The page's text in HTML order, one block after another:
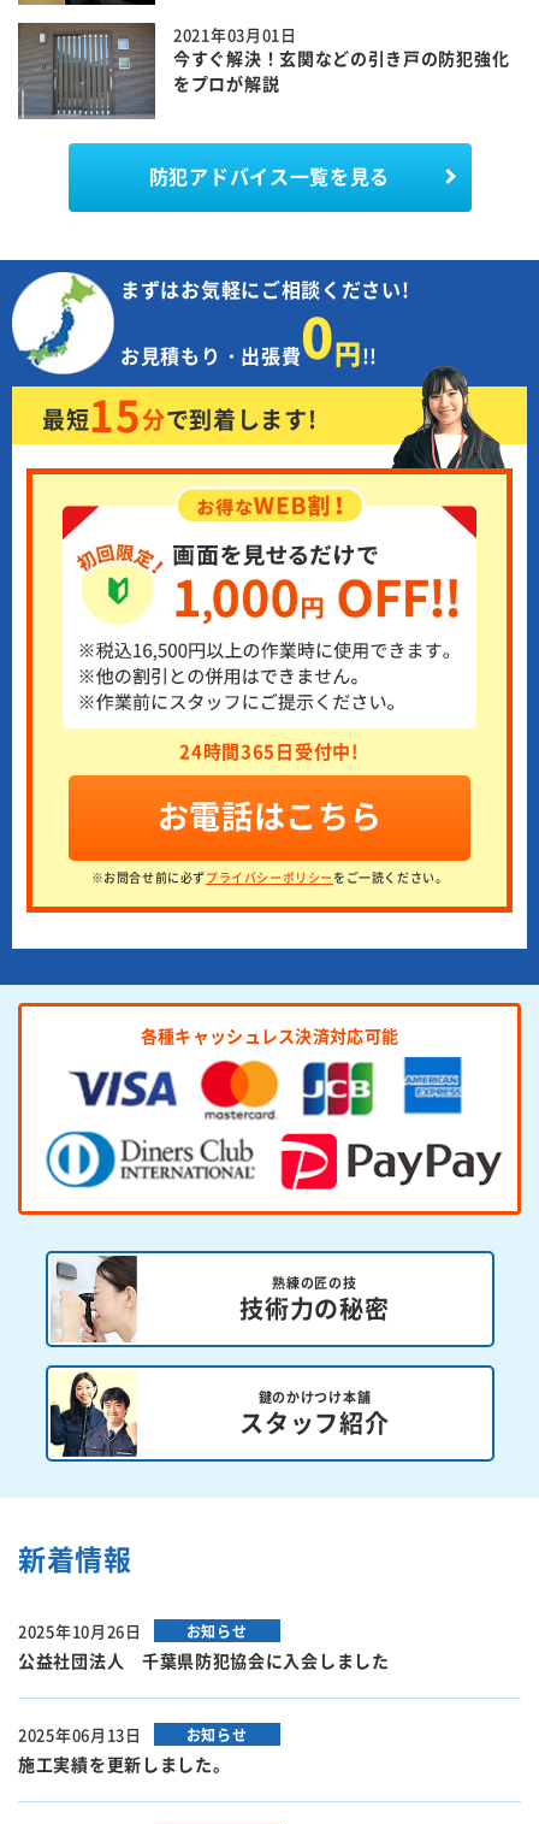
2021年03月01日
今すぐ解決！玄関などの引き戸の防犯強化
をプロが解説
防犯アドバイス一覧を見る
まずはお気軽にご相談ください!
お見積もり・出張費0円!!
最短15分で到着します!
24時間365日受付中!
お電話はこちら
※お問合せ前に必ずプライバシーポリシー をご一読ください。
各種キャッシュレス決済対応可能
熟練の匠の技
技術力の秘密
鍵のかけつけ本舗
スタッフ紹介
新着情報
2025年10月26日 お知らせ
公益社団法人 千葉県防犯協会に入会しました
2025年06月13日 お知らせ
施工実績を更新しました。